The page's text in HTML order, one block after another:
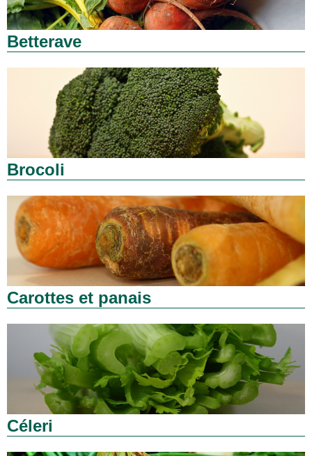
Betterave
Brocoli
Carottes et panais
Céleri